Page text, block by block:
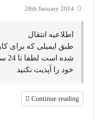
28th January 2014
اطلاعیه انتقال
طبق ایمیلی که برای
خود را آپدیت نکنید
Continue reading